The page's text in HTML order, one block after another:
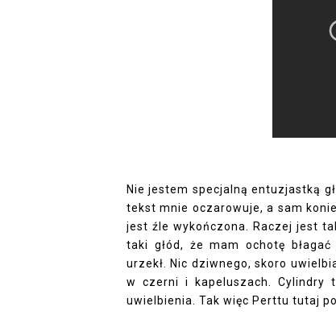
Nie jestem specjalną entuzjastką
tekst mnie oczarowuje, a sam
jest źle wykończona. Raczej jest
taki głód, że mam ochotę
urzekł. Nic dziwnego, skoro
w czerni i kapeluszach. Cylindry
uwielbienia. Tak więc Perttu tutaj